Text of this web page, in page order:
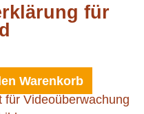
für
Warenkorb